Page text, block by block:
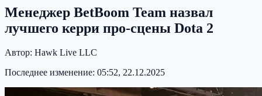
Менеджер BetBoom Team назвал
лучшего керри про-сцены Dota 2
Автор: Hawk Live LLC
Последнее изменение: 05:52, 22.12.2025